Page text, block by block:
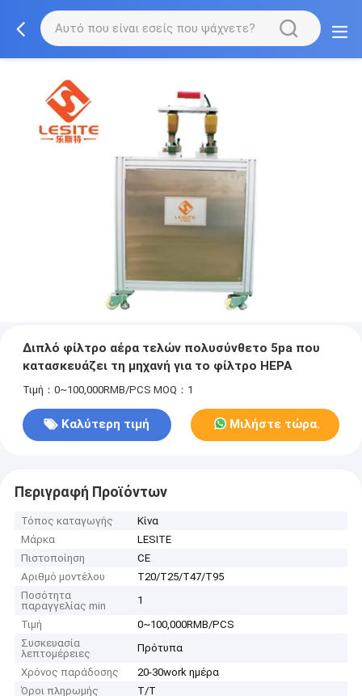
Διπλό φίλτρο αέρα τελών πολυσύνθετο 5pa που
κατασκευάζει τη μηχανή για το φίλτρο HEPA
Τιμή：0~100,000RMB/PCS MOQ：1
Καλύτερη τιμή Μιλήστε τώρα.
Περιγραφή Προϊόντων
Τόπος καταγωγής
Κίνα
Μάρκα
LESITE
Πιστοποίηση
CE
Αριθμό μοντέλου
T20/T25/T47/T95
Ποσότητα
παραγγελίας min
1
Τιμή
0~100,000RMB/PCS
Συσκευασία
λεπτομέρειες
Πρότυπα
Χρόνος παράδοσης
20-30work ημέρα
Όροι πληρωμής
T/T